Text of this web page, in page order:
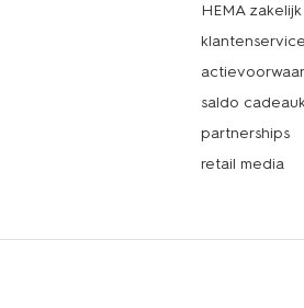
HEMA zakelijk
klantenservice
saldo
partnerships
retail media